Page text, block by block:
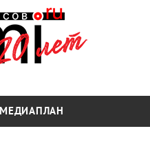
МЕДИАПЛАН